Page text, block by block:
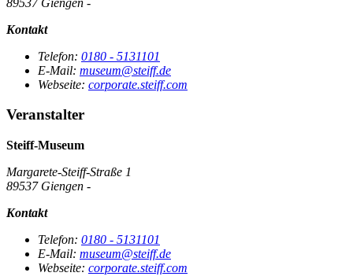
Kontakt
Telefon: 0180 - 5131101
E-Mail: museum@steiff.de
Webseite: corporate.steiff.com
Veranstalter
Steiff-Museum
Margarete-Steiff-Straße 1
89537 Giengen -
Kontakt
Telefon: 0180 - 5131101
E-Mail: museum@steiff.de
Webseite: corporate.steiff.com